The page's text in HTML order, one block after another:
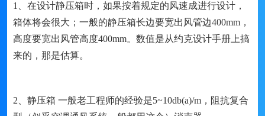
1、在设计静压箱时，如果按着规定的风速成进行设计，
箱体将会很大；一般的静压箱长边要宽出风管边400mm，
高度要宽出风管高度400mm。数值是从约克设计手册上搞
来的，那是估算。
2、静压箱 一般老工程师的经验是5~10db(a)/m，阻抗复合